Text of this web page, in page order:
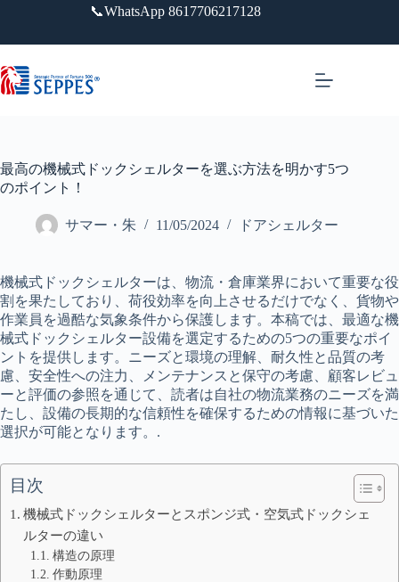
内
容
📞WhatsApp 8617706217128
最高の機械式ドックシェルターを選ぶ方法を明かす5つ
のポイント！
サマー・朱 11/05/2024 ドアシェルター
機械式ドックシェルターは、物流・倉庫業界において重要な役
割を果たしており、荷役効率を向上させるだけでなく、貨物や
作業員を過酷な気象条件から保護します。本稿では、最適な機
械式ドックシェルター設備を選定するための5つの重要なポイ
ントを提供します。ニーズと環境の理解、耐久性と品質の考
慮、安全性への注力、メンテナンスと保守の考慮、顧客レビュ
ーと評価の参照を通じて、読者は自社の物流業務のニーズを満
たし、設備の長期的な信頼性を確保するための情報に基づいた
選択が可能となります。.
目次
機械式ドックシェルターとスポンジ式・空気式ドックシェ
ルターの違い
構造の原理
作動原理